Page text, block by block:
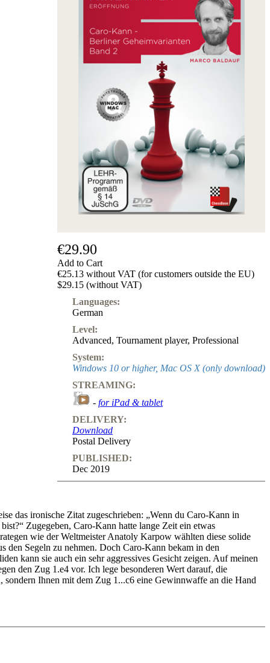
€29.90
Add to Cart
€25.13 without VAT (for customers outside the EU)
$29.15 (without VAT)
Languages:
German
Level:
Advanced, Tournament player, Professional
System:
Windows 10 or higher, Mac OS X (only download)
STREAMING:
- for iPad & tablet
DELIVERY:
Download
Postal Delivery
PUBLISHED:
Dec 2019
das ironische Zitat zugeschrieben: „Wenn du Caro-Kann in
Zugegeben, Caro-Kann hatte lange Zeit ein etwas
wie der Weltmeister Anatoly Karpow wählten diese solide
den Segeln zu nehmen. Doch Caro-Kann bekam in den
kann sie auch ein sehr aggressives Gesicht zeigen. Auf meinen
den Zug 1.e4 vor. Ich lege besonderen Wert darauf, die
Ihnen mit dem Zug 1...c6 eine Gewinnwaffe an die Hand